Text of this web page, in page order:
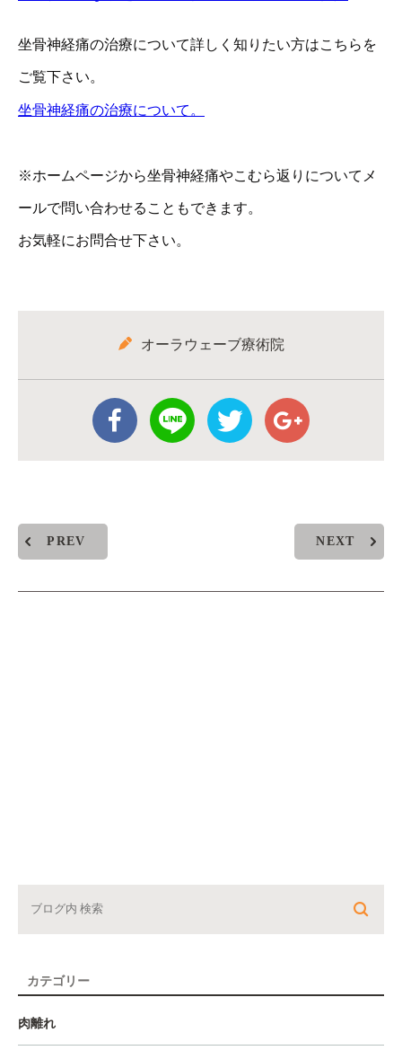
坐骨神経痛の治療について詳しく知りたい方はこちらを
ご覧下さい。
坐骨神経痛の治療について。
※ホームページから坐骨神経痛やこむら返りについてメ
ールで問い合わせることもできます。
お気軽にお問合せ下さい。
オーラウェーブ療術院
PREV NEXT
カテゴリー
肉離れ